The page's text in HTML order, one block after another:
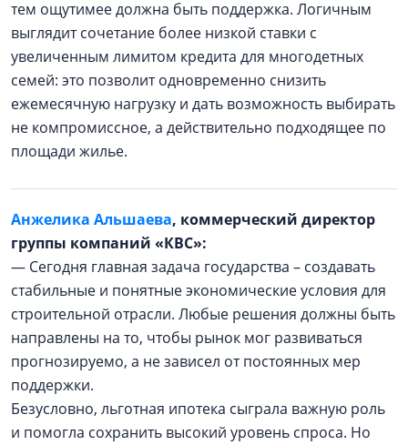
тем ощутимее должна быть поддержка. Логичным
выглядит сочетание более низкой ставки с
увеличенным лимитом кредита для многодетных
семей: это позволит одновременно снизить
ежемесячную нагрузку и дать возможность выбирать
не компромиссное, а действительно подходящее по
площади жилье.
Анжелика Альшаева, коммерческий директор
группы компаний «КВС»:
— Сегодня главная задача государства – создавать
стабильные и понятные экономические условия для
строительной отрасли. Любые решения должны быть
направлены на то, чтобы рынок мог развиваться
прогнозируемо, а не зависел от постоянных мер
поддержки.
Безусловно, льготная ипотека сыграла важную роль
и помогла сохранить высокий уровень спроса. Но